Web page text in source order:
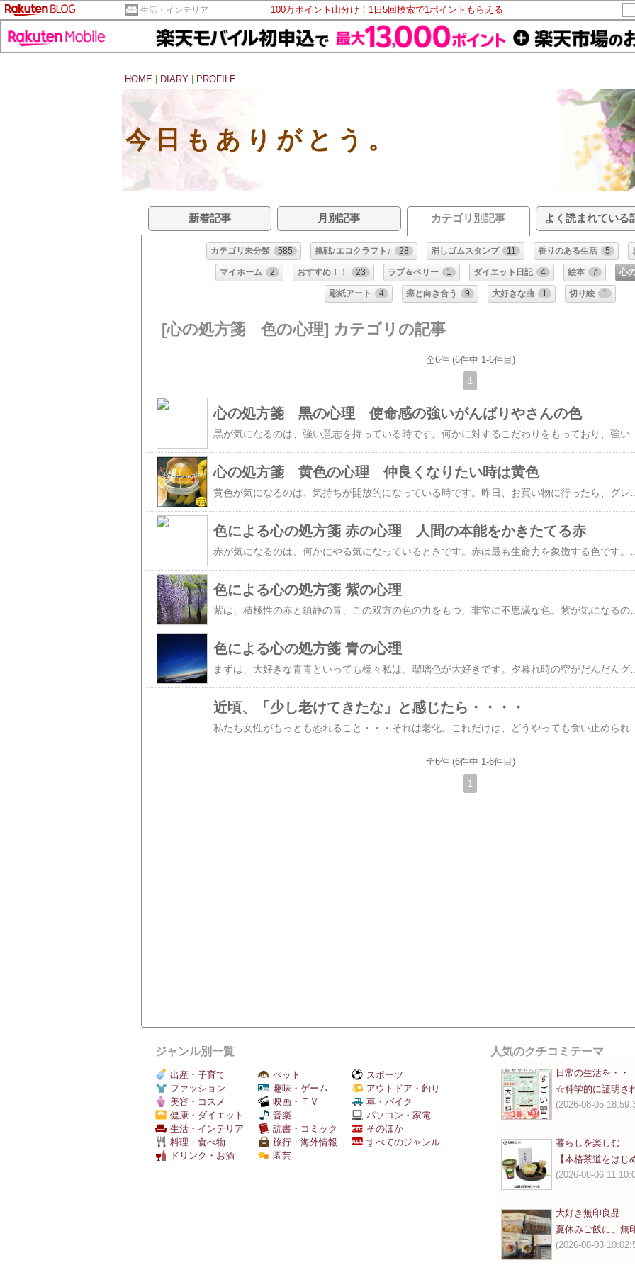
生活・インテリア 100万ポイント山分け！1日5回検索で1ポイントもらえる
HOME
DIARY PROFILE
今日もありがとう。
新着記事 月別記事 カテゴリ別記事 よく読まれている
カテゴリ未分類 585 挑戦♪エコクラフト♪ 28 消しゴムスタンプ 11 香りのある生活 5
マイホーム 2 おすすめ！！ 23 ラブ＆ベリー 1 ダイエット日記 4 絵本 7 心
彫紙アート 4 癌と向き合う 9 大好きな曲 1 切り絵 1
[心の処方箋 色の心理] カテゴリの記事
全6件 (6件中 1-6件目)
1
心の処方箋 黒の心理 使命感の強いがんばりやさんの色
心の処方箋 黄色の心理 仲良くなりたい時は黄色
色による心の処方箋 赤の心理 人間の本能をかきたてる赤
色による心の処方箋 紫の心理
紫は、積極性の赤と鎮静の青、この双方の色の力をもつ、非常に不思議な色。紫が気になるのは、精神性が深まっている時です。藤の花、藤棚は、ほんとに綺麗ですよね。見ているだけでなんだか幸せな気分になれます。紫が気になる時は、創造性が豊かで、独創的な考えをしたりするので、芸術的なものや神秘的なものに惹かれる時期。この色を好む人は、美的感覚に優れており、美しいものを求めたり、追求する傾向があります。組織や団体の中では、個人プレーや個人行動を好み「自分は自分、人は人」としっかり分けています。ですから、理解してもらえない人に、媚を売ってまで自分をわかってもらえなくても結構だと考えてしまいます。また、自分を特別だと思っているうぬぼれの強い面もあるので、賞賛されることは心地よく、カリスマになりたいと思っている人が多いはずです。普段紫を気にならない人がこの色を気になったときは、要注意。精神的にかなりストレスを抱えていることが多いでしょう。生理的な面では、病中病後に気になる色なので、心あたりのある方は、これ以上無理をしないように心がけてください。ストレスを感じたら、心をやわらげてくれる観葉植物を身近に置くといいでしょう。時には、黄色で心の開放とコミュニケーションを心がけましょう。 （色で変わる人間心理引用）創造性を高めたいときは、積極的に紫を取り入れることをお勧めします。紫を使った空間で、考えごとをすると、思わぬひらめきがあるかもしれませんよ。花穂が長い【6か月枯れ保証】【ハーブ】ラベンダー/ボゴング 9.0cmポット 【あす楽対応】ラベンダー畑にいるような気分に！カリス成城 お風呂のハーブ ラベンダーバス 7g★透明感のあるみずみずしい藤の花の香りのお香★【メール便選択で6箱毎送料84円】ウィステリア香 スティック /FLUTE WISTERIA/インセンス/インド香/アジアン雑貨/アロマ/お香は専門店でどうぞ！パトモス バスエッセンスS ☆ハートラベンダー☆ハートの形が可愛い入浴剤。【50%OFF】☆☆☆大阪むっちゃおもろい！旨いが満載！☆☆☆★★★東北の「食」を応援しよう！★★★にほんブログ村
色による心の処方箋 青の心理
まずは、大好きな青青といっても様々私は、瑠璃色が大好きです。夕暮れ時の空がだんだんグラデュエーションしていく光景はなんとも言えない気持ちになります。では青の心理とは？青が気になるのは、とても理性的になっているときです。客観的に物事を考え、感情をコントロールして振舞える状態です。この色が好きな時は、物事をじっくりと考えて予測や計画をたてて行動するということです。青が好きな人の性格は、周囲からの評価を第一に考え、自意識が強い。自分の権威やプライドを守るために、必要な労力は惜しまない努力型人間です。組織には忠実で、責任感が強く、本当は、やりたくないことでも客観的に判断し、行動する我慢強さをもっています。この色を選ぶ人は、根っからの仕事好きが多いようです。人間、休息も必要です。時には、気持ちをやわらげて、あたたかい気持ちにさせてくれるオレンジや黄色などの暖色系の色を活用し、自分の気持ちを開放してあげるようにしましょう。 （色で変わる人間心理より引用）青は自制心をもたらす色でもあります。我が町では、一部のみ町の街灯がブルーです。なぜかと尋ねたら、青という色は犯罪を少なくする効果があるからだとか。色はいろんなところでいろんな役目をしてるんですね。 ＞＞＞世界でも注目が高まっています＜＜＜ 今日もありがとう。法事,法要,引き物,仏事,忌明け香典返し,1周忌,七七日忌,五十日祭に！おすすめ【法事・法要】 三輪素麺 （鳥居印）／MRX-10【楽ギフ_包装選択】【楽ギフ_のし宛書】【楽ギフ_メッセ入力】眠りの質を向上させる厳選素材カバーです！【厳選素材】シキボウ ハイブリッド超長綿 サテン織 ピローケース 43x63cm ファスナー式 綿100% 標準サイズ 枕カバー 特別価格 京都発 ふとんの青木 オリジナル手作り 高級カバー/シーツクールビズに最適！クレリックボタンダウン！リゾート気分をオフィスにプラス アロハテイストのボタンダウンシャツ！今年の節電対策はコレ今年のクールビズはこのシャツ！メンズ/ボタンダウンシャツ(クレリックシャツ)（ミドルフィット）/ブルー（青）/タータンチェック柄 ワイシャツ/ビジネスシャツ/クールビズ/半袖はんそで/スリム/Yシャツ/綿100%/スーパークールビズ ク-ルビズ☆☆☆大阪むっちゃおもろい！旨いが満載！☆☆☆★★★東北の「食」を応援しよう！★★★にほんブログ村
近頃、「少し老けてきたな」と感じたら・・・・
私たち女性がもっとも恐れること・・・それは老化。これだけは、どうやっても食い止められることができません。では、ここでどうすれば若々しくいられるかご紹介いたしましょう。若返りに効果をもたらす色は、ずばりピンク！！この色は、内分泌を盛んにし、若返りのホルモンの分泌を即してくれるそうです。ピンクの使い方は、衣服や下着、カーテンやソファーなどのインテリアなどに活用するのが効果的ですが、男性には抵抗があると思いますので、そんな方には、下記のピンク呼吸法をお試しください。（（ピンク呼吸法））１心の中でピンクをイメージしてください。２ピンクの空気を吸い込んでいると思いながら、ゆっくりと呼吸を２，３回繰り返します。（このとき、「若くなりたい」「元気になりたい」と心の中で念じてください。）３朝目覚めたとき、日中リラックスした時、夜寝る前の３回実行してください。そうすると、若返りホルモンが分泌されて若返りの効果があるというわけです。メンタルの部分において、色が関係してくるということに興味を持ったので少しお勉強してみましたが、色が私たちの身近にあり、心の内面に深く関わっているとは、興味深いお話ですよね。色は光、光は電磁波の一種。色の違いは、波長の違い。波長である色は振動しています。こうした振動の違いがが人間の心理や生理に大きな影響を及ぼすというのです。色でわかる人間心理。いろんな色の性質や効果をもっと知っていたら・・・と思うと奥が深いですね。さあ、今日からピンク呼吸法をして、若返るぞ～～～～！！今日もありがとう。★★★東北の「食」を応援しよう！★★★にほんブログ村
全6件 (6件中 1-6件目)
1
ジャンル別一覧
出産・子育て
ファッション
美容・コスメ
健康・ダイエット
生活・インテリア
料理・食べ物
ドリンク・お酒
ペット
趣味・ゲーム
映画・ＴＶ
音楽
読書・コミック
旅行・海外情報
園芸
スポーツ
アウトドア・釣り
車・バイク
パソコン・家電
そのほか
すべてのジャンル
人気のクチコミテーマ
日常の生活を・・
☆科学的に証明さ
(2026-08-05
暮らしを楽しむ
【本格茶道をは
(2026-08-06
大好き無印良品
夏休みご飯に、無
(2026-08-03